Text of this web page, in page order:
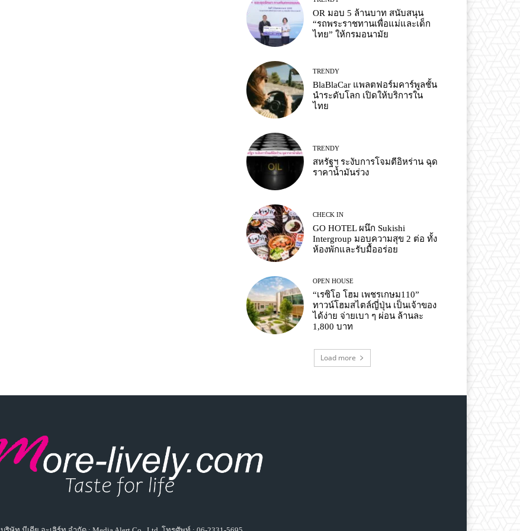
OR มอบ 5 ล้านบาท สนับสนุน
“รถพระราชทานเพื่อแม่และเด็ก
ไทย” ให้กรมอนามัย
TRENDY
BlaBlaCar แพลตฟอร์มคาร์พูลชั้น
นำระดับโลก เปิดให้บริการใน
ไทย
TRENDY
สหรัฐฯ ระงับการโจมตีอิหร่าน ฉุด
ราคาน้ำมันร่วง
CHECK IN
GO HOTEL ผนึก Sukishi
Intergroup มอบความสุข 2 ต่อ ทั้ง
ห้องพักและรับมื้ออร่อย
OPEN HOUSE
“เรซิโอ โฮม เพชรเกษม110”
ทาวน์โฮมสไตล์ญี่ปุ่น เป็นเจ้าของ
ได้ง่าย จ่ายเบา ๆ ผ่อน ล้านละ
1,800 บาท
Load more